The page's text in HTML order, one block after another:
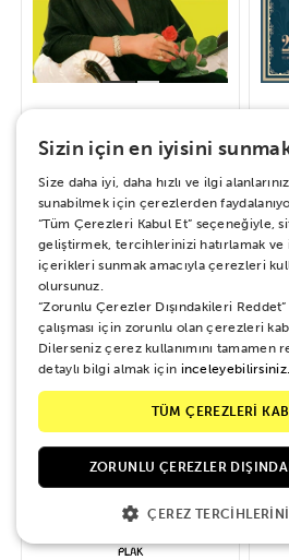
Bülent Ersoy – Bizim Hikayemiz
Sizin için en iyisini
Size daha iyi, daha hızlı ve ilgi
sunabilmek için çerezlerden
“Tüm Çerezleri Kabul Et” seçeneğiyle,
geliştirmek, tercihlerinizi hatırlamak
içerikleri sunmak amacıyla çerezleri
olursunuz.
“Zorunlu Çerezler Dışındakileri
çalışması için zorunlu olan çerezleri
Dilerseniz çerez kullanımını tamamen
detaylı bilgi almak için inceleyebilirsiniz.
TÜM ÇEREZLERİ
ZORUNLU ÇEREZLER
ÇEREZ